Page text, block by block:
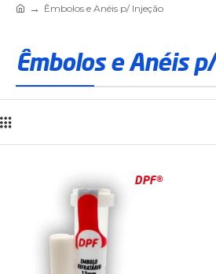
Êmbolos e Anéis p/ Injeção
Êmbolos e Anéis
DPF®